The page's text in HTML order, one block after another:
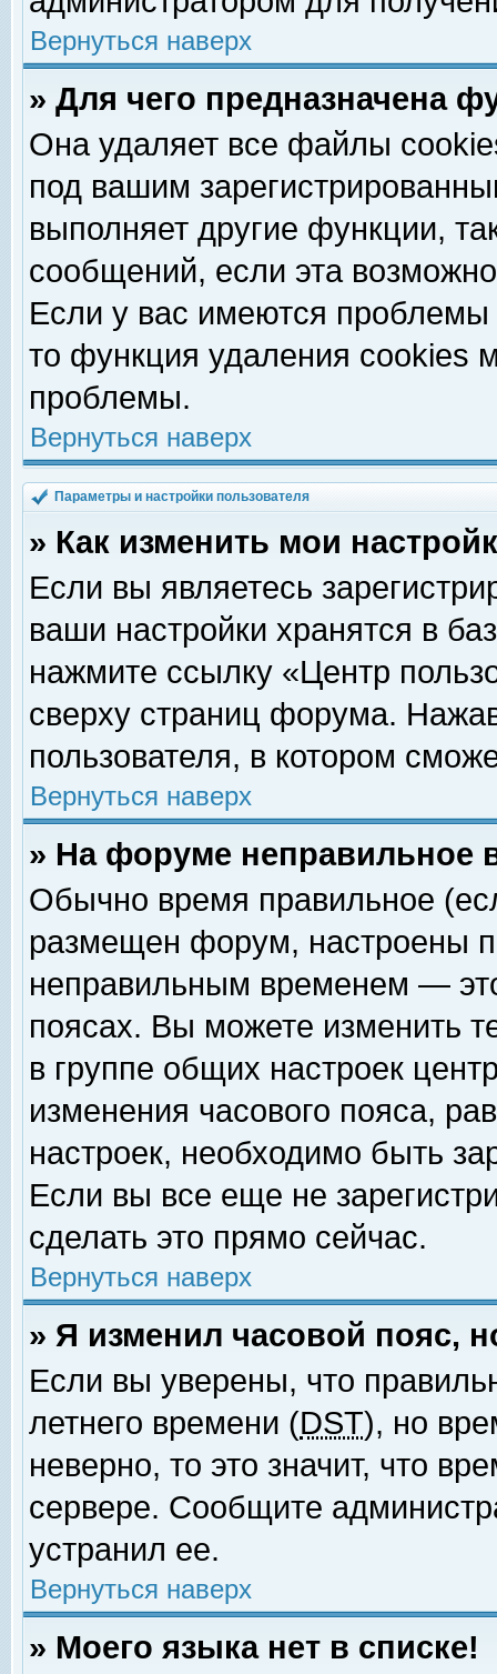
Вернуться наверх
» Для чего предназначена
Она удаляет все файлы
под вашим
выполняет другие функции,
сообщений, если эта
Если у вас имеются
то функция удаления cookies
проблемы.
Вернуться наверх
Параметры и настройки пользователя
» Как изменить мои
Если вы являетесь
ваши настройки хранятся в
нажмите ссылку «Центр
сверху страниц форума.
пользователя, в котором
Вернуться наверх
» На форуме неправильное
Обычно время правильное
размещен форум, настроены
неправильным временем —
поясах. Вы можете изменить
в группе общих настроек
изменения часового пояса,
настроек, необходимо быть
Если вы все еще не
сделать это прямо сейчас.
Вернуться наверх
» Я изменил часовой пояс,
Если вы уверены, что
летнего времени (DST), но
неверно, то это значит, что
сервере. Сообщите
устранил ее.
Вернуться наверх
» Моего языка нет в списке!